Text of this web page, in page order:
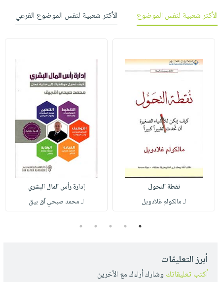
الأكثر شعبية لنفس الموضوع
الأكثر شعبية لنفس الموضوع الفرعي
نقطة التحول
لـ مالكولم غلادويل
إدارة رأس المال البشري
لـ محمد صبحي آق بيق
1
2
3
4
5
أبرز التعليقات
أكتب تعليقاتك وشارك أراءك مع الأخرين